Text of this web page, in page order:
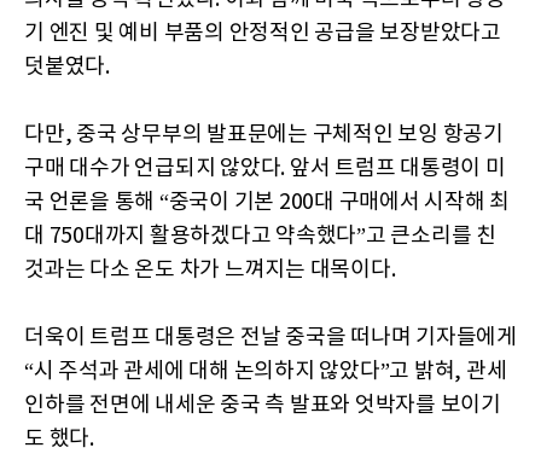
기 엔진 및 예비 부품의 안정적인 공급을 보장받았다고
덧붙였다.
다만, 중국 상무부의 발표문에는 구체적인 보잉 항공기
구매 대수가 언급되지 않았다. 앞서 트럼프 대통령이 미
국 언론을 통해 “중국이 기본 200대 구매에서 시작해 최
대 750대까지 활용하겠다고 약속했다”고 큰소리를 친
것과는 다소 온도 차가 느껴지는 대목이다.
더욱이 트럼프 대통령은 전날 중국을 떠나며 기자들에게
“시 주석과 관세에 대해 논의하지 않았다”고 밝혀, 관세
인하를 전면에 내세운 중국 측 발표와 엇박자를 보이기
도 했다.